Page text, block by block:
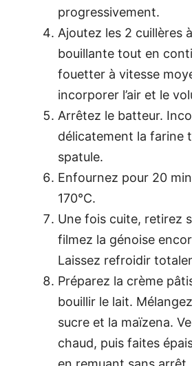
progressivement.
Ajoutez les 2 cuillères
bouillante tout en
fouetter à vitesse
incorporer l’air et le
Arrêtez le batteur.
délicatement la farine
spatule.
Enfournez pour 20
170°C.
Une fois cuite, retirez
filmez la génoise
Laissez refroidir
Préparez la crème
bouillir le lait.
sucre et la maïzena.
chaud, puis faites